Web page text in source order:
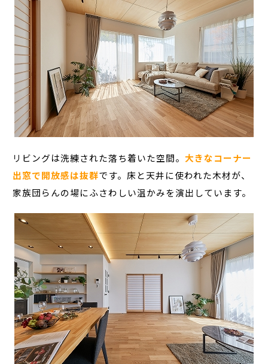
リビングは洗練された落ち着いた空間。大きなコーナー
出窓で開放感は抜群です。床と天井に使われた木材が、
家族団らんの場にふさわしい温かみを演出しています。